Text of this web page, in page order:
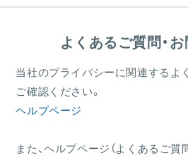
よくあるご質問・
当社のプライバシーに関連するよ
ご確認ください。
ヘルプページ
また、ヘルプページ（よくあるご質